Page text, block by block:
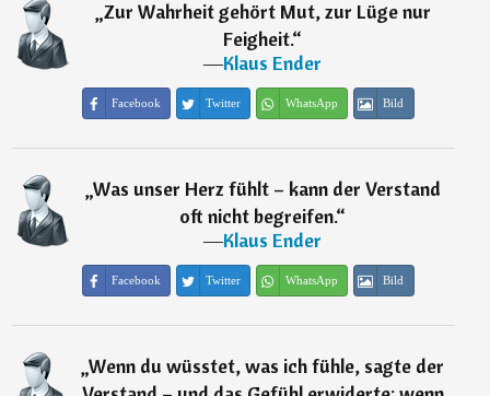
„Zur Wahrheit gehört Mut, zur Lüge nur
Feigheit.“
―Klaus Ender
Facebook Twitter WhatsApp Bild
„Was unser Herz fühlt – kann der Verstand
oft nicht begreifen.“
―Klaus Ender
Facebook Twitter WhatsApp Bild
„Wenn du wüsstet, was ich fühle, sagte der